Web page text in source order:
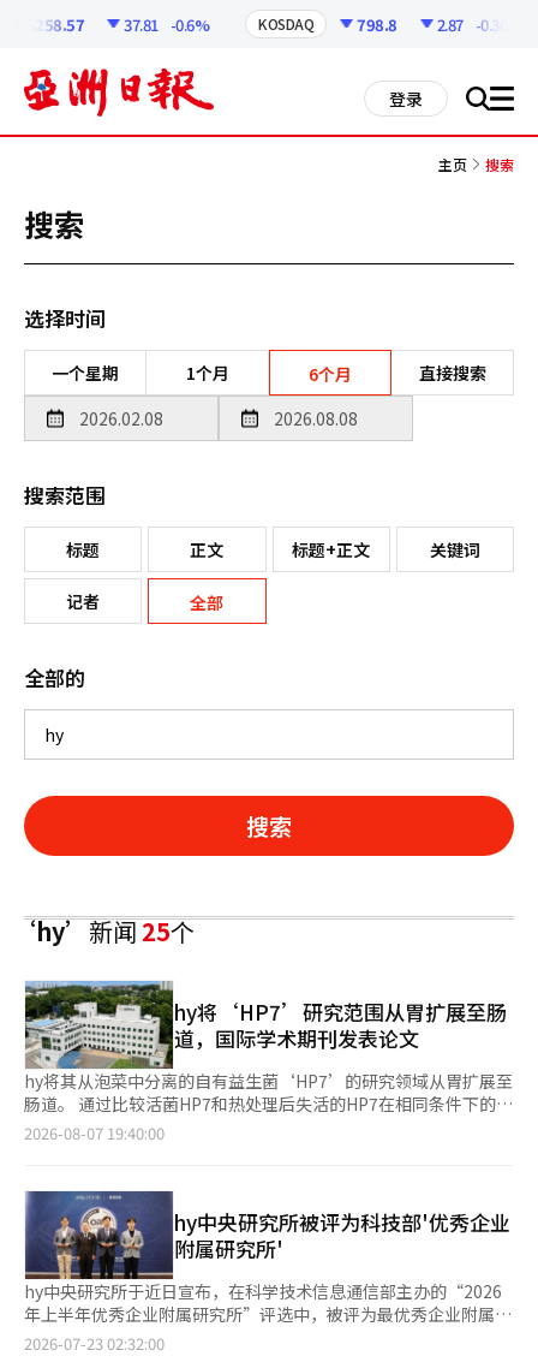
6258.57 37.81 -0.6% KOSDAQ 798.8 2.87 -0.36%
登录 搜 all
主页 搜索
搜索
选择时间
一个星期 1个月 6个月 直接搜索
搜索范围
标题 正文 标题+正文 关键词
记者 全部
全部的
搜索
‘hy’新闻25个
hy将‘HP7’研究范围从胃扩展至肠
道，国际学术期刊发表论文
hy将其从泡菜中分离的自有益生菌‘HP7’的研究领域从胃扩展至
肠道。 通过比较活菌HP7和热处理后失活的HP7在相同条件下的效
果，发现两种形式在动物模型中均改善了肠道运动相关指标。 hy
文已发表在国际学术期刊《微生物学与生物技术杂志》（Journal
of Microbiology and Biotechnology, JMB）上。公司表示，这
是与HP7相关的第七篇研究论文。 HP7是hy自主开发并赋予菌株
编号的泡菜来源益生菌。此前的研究主要集中在抑制幽门螺杆菌和
胃肠道运动等胃健康方面。 实验结果显示，接受活菌和热处理HP7
的两组均在排便量、粪便水分和小肠内容物移动等肠道运动相关指
标上有所改善。 在肠道内水分运输、粘液生成和肠道屏障维持等
相关基因中也出现了变化。大肠组织中因肠道运动减弱而出现的组
2026-08-07 19:40:00
hy中央研究所被评为科技部'优秀企业
附属研究所'
hy中央研究所于近日宣布，在科学技术信息通信部主办的“2026
年上半年优秀企业附属研究所”评选中，被评为最优秀企业附属研
究所。 优秀企业附属研究所是科学技术信息通信部为支持技术创
2026-07-23 02:32:00